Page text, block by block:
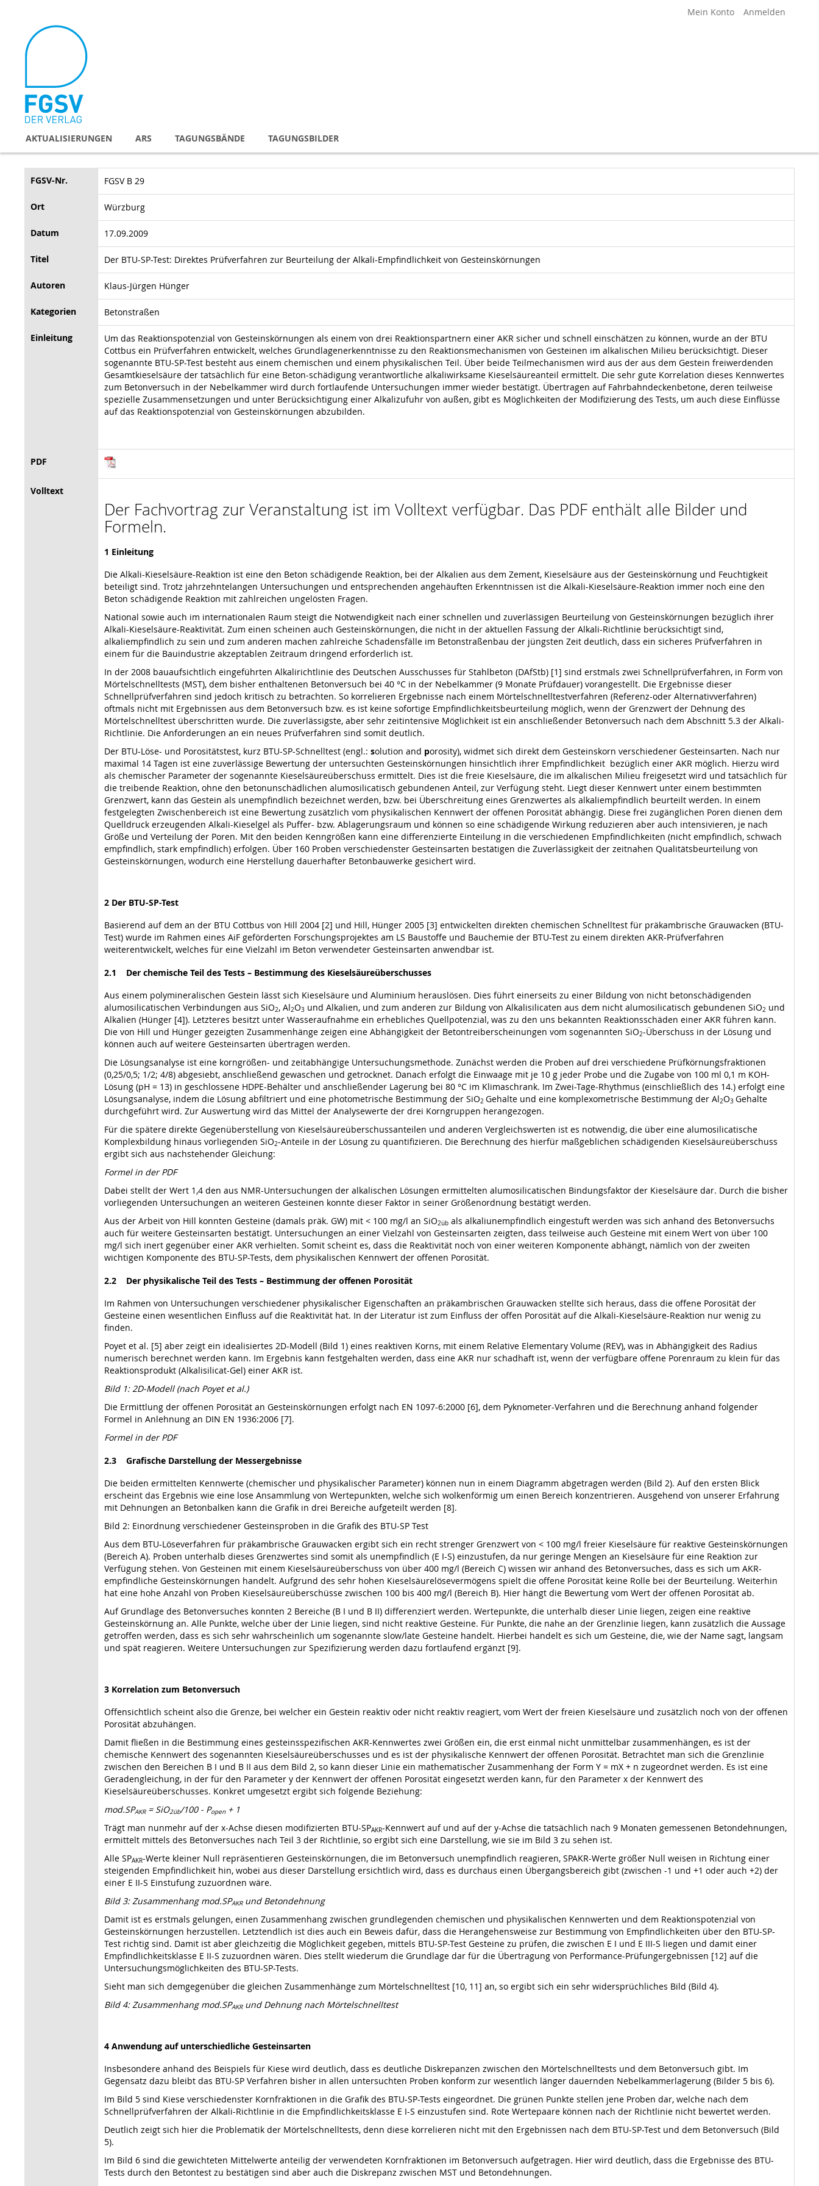
Mein Konto Anmelden
Inhalt
AKTUALISIERUNGEN ARS TAGUNGSBÄNDE TAGUNGSBILDER
FGSV-Nr. FGSV B 29
Ort Würzburg
Datum 17.09.2009
Titel Der BTU-SP-Test: Direktes Prüfverfahren zur Beurteilung der Alkali-Empfindlichkeit von Gesteinskörnungen
Autoren Klaus-Jürgen Hünger
Kategorien Betonstraßen
Einleitung
Um das Reaktionspotenzial von Gesteinskörnungen als einem von drei Reaktionspartnern einer AKR sicher und schnell einschätzen zu können, wurde an der BTU
Cottbus ein Prüfverfahren entwickelt, welches Grundlagenerkenntnisse zu den Reaktionsmechanismen von Gesteinen im alkalischen Milieu berücksichtigt. Dieser
sogenannte BTU-SP-Test besteht aus einem chemischen und einem physikalischen Teil. Über beide Teilmechanismen wird aus der aus dem Gestein freiwerdenden
Gesamtkieselsäure der tatsächlich für eine Beton-schädigung verantwortliche alkaliwirksame Kieselsäureanteil ermittelt. Die sehr gute Korrelation dieses Kennwertes
zum Betonversuch in der Nebelkammer wird durch fortlaufende Untersuchungen immer wieder bestätigt. Übertragen auf Fahrbahndeckenbetone, deren teilweise
spezielle Zusammensetzungen und unter Berücksichtigung einer Alkalizufuhr von außen, gibt es Möglichkeiten der Modifizierung des Tests, um auch diese Einflüsse
auf das Reaktionspotenzial von Gesteinskörnungen abzubilden.
PDF
Volltext
Der Fachvortrag zur Veranstaltung ist im Volltext verfügbar. Das PDF enthält alle Bilder und
Formeln.
1 Einleitung
Die Alkali-Kieselsäure-Reaktion ist eine den Beton schädigende Reaktion, bei der Alkalien aus dem Zement, Kieselsäure aus der Gesteinskörnung und Feuchtigkeit
beteiligt sind. Trotz jahrzehntelangen Untersuchungen und entsprechenden angehäuften Erkenntnissen ist die Alkali-Kieselsäure-Reaktion immer noch eine den
Beton schädigende Reaktion mit zahlreichen ungelösten Fragen.
National sowie auch im internationalen Raum steigt die Notwendigkeit nach einer schnellen und zuverlässigen Beurteilung von Gesteinskörnungen bezüglich ihrer
Alkali-Kieselsäure-Reaktivität. Zum einen scheinen auch Gesteinskörnungen, die nicht in der aktuellen Fassung der Alkali-Richtlinie berücksichtigt sind,
alkaliempfindlich zu sein und zum anderen machen zahlreiche Schadensfälle im Betonstraßenbau der jüngsten Zeit deutlich, dass ein sicheres Prüfverfahren in
einem für die Bauindustrie akzeptablen Zeitraum dringend erforderlich ist.
In der 2008 bauaufsichtlich eingeführten Alkalirichtlinie des Deutschen Ausschusses für Stahlbeton (DAfStb) [1] sind erstmals zwei Schnellprüfverfahren, in Form von
Mörtelschnell­tests (MST), dem bisher enthaltenen Betonversuch bei 40 °C in der Nebelkammer (9 Monate Prüfdauer) vorangestellt. Die Ergebnisse dieser
Schnellprüfverfahren sind jedoch kritisch zu betrachten. So korrelieren Ergebnisse nach einem Mörtelschnelltestverfahren (Referenz-oder Alternativverfahren)
oftmals nicht mit Ergebnissen aus dem Betonversuch bzw. es ist keine sofortige Empfindlichkeitsbeurteilung möglich, wenn der Grenzwert der Dehnung des
Mörtelschnelltest überschritten wurde. Die zuverlässigste, aber sehr zeitintensive Möglichkeit ist ein anschließender Betonversuch nach dem Abschnitt 5.3 der Alkali-
Richtlinie. Die Anforderungen an ein neues Prüfverfahren sind somit deutlich.
Der BTU-Löse- und Porositätstest, kurz BTU-SP-Schnelltest (engl.: solution and porosity), widmet sich direkt dem Gesteinskorn verschiedener Gesteinsarten. Nach nur
maximal 14 Tagen ist eine zuverlässige Bewertung der untersuchten Gesteinskörnungen hinsichtlich ihrer Empfindlichkeit bezüglich einer AKR möglich. Hierzu wird
als chemischer Parameter der sogenannte Kieselsäureüberschuss ermittelt. Dies ist die freie Kieselsäure, die im alkalischen Milieu freigesetzt wird und tatsächlich für
die treibende Reaktion, ohne den betonunschädlichen alumosilicatisch gebundenen Anteil, zur Verfügung steht. Liegt dieser Kennwert unter einem bestimmten
Grenzwert, kann das Gestein als unempfindlich bezeichnet werden, bzw. bei Überschreitung eines Grenzwertes als alkaliempfindlich beurteilt werden. In einem
festgelegten Zwischenbereich ist eine Bewertung zusätzlich vom physikalischen Kennwert der offenen Porosität abhängig. Diese frei zugänglichen Poren dienen dem
Quelldruck erzeugenden Alkali-Kieselgel als Puffer- bzw. Ablagerungsraum und können so eine schädigende Wirkung reduzieren aber auch intensivieren, je nach
Größe und Verteilung der Poren. Mit den beiden Kenngrößen kann eine differenzierte Einteilung in die verschiedenen Empfindlichkeiten (nicht empfindlich, schwach
empfindlich, stark empfindlich) erfolgen. Über 160 Proben verschiedenster Gesteinsarten bestätigen die Zuverlässigkeit der zeitnahen Qualitätsbeurteilung von
Gesteinskörnungen, wodurch eine Herstellung dauerhafter Betonbauwerke gesichert wird.
2 Der BTU-SP-Test
Basierend auf dem an der BTU Cottbus von Hill 2004 [2] und Hill, Hünger 2005 [3] entwickelten direkten chemischen Schnelltest für präkambrische Grauwacken (BTU-
Test) wurde im Rahmen eines AiF geförderten Forschungsprojektes am LS Baustoffe und Bauchemie der BTU-Test zu einem direkten AKR-Prüfverfahren
weiterentwickelt, welches für eine Vielzahl im Beton verwendeter Gesteinsarten anwendbar ist.
2.1 Der chemische Teil des Tests – Bestimmung des Kieselsäureüberschusses
Aus einem polymineralischen Gestein lässt sich Kieselsäure und Aluminium herauslösen. Dies führt einerseits zu einer Bildung von nicht betonschädigenden
alumosilicatischen Verbindungen aus SiO2, Al2O3 und Alkalien, und zum anderen zur Bildung von Alkalisilicaten aus dem nicht alumosilicatisch gebundenen SiO2 und
Alkalien (Hünger [4]). Letzteres besitzt unter Wasseraufnahme ein erhebliches Quellpotenzial, was zu den uns bekannten Reaktionsschäden einer AKR führen kann.
Die von Hill und Hünger gezeigten Zusammenhänge zeigen eine Abhängigkeit der Betontreiberscheinungen vom sogenannten SiO2-Überschuss in der Lösung und
können auch auf weitere Gesteinsarten übertragen werden.
Die Lösungsanalyse ist eine korngrößen- und zeitabhängige Untersuchungsmethode. Zunächst werden die Proben auf drei verschiedene Prüfkörnungsfraktionen
(0,25/0,5; 1/2; 4/8) abgesiebt, anschließend gewaschen und getrocknet. Danach erfolgt die Einwaage mit je 10 g jeder Probe und die Zugabe von 100 ml 0,1 m KOH-
Lösung (pH = 13) in geschlossene HDPE-Behälter und anschließender Lagerung bei 80 °C im Klimaschrank. Im Zwei-Tage-Rhythmus (einschließlich des 14.) erfolgt eine
Lösungsanalyse, indem die Lösung abfiltriert und eine photometrische Bestimmung der SiO2 Gehalte und eine komplexometrische Bestimmung der Al2O3 Gehalte
durchgeführt wird. Zur Auswertung wird das Mittel der Analysewerte der drei Korngruppen herangezogen.
Für die spätere direkte Gegenüberstellung von Kieselsäureüberschussanteilen und anderen Vergleichswerten ist es notwendig, die über eine alumosilicatische
Komplexbildung hinaus vorliegenden SiO2-Anteile in der Lösung zu quantifizieren. Die Berechnung des hierfür maßgeblichen schädigenden Kieselsäureüberschuss
ergibt sich aus nachstehender Gleichung:
Formel in der PDF
Dabei stellt der Wert 1,4 den aus NMR-Untersuchungen der alkalischen Lösungen ermittelten alumosilicatischen Bindungsfaktor der Kieselsäure dar. Durch die bisher
vorliegenden Untersuchungen an weiteren Gesteinen konnte dieser Faktor in seiner Größenordnung bestätigt werden.
Aus der Arbeit von Hill konnten Gesteine (damals präk. GW) mit < 100 mg/l an SiO2üb als alkaliunempfindlich eingestuft werden was sich anhand des Betonversuchs
auch für weitere Gesteinsarten bestätigt. Untersuchungen an einer Vielzahl von Gesteinsarten zeigten, dass teilweise auch Gesteine mit einem Wert von über 100
mg/l sich inert gegenüber einer AKR verhielten. Somit scheint es, dass die Reaktivität noch von einer weiteren Komponente abhängt, nämlich von der zweiten
wichtigen Komponente des BTU-SP-Tests, dem physikalischen Kennwert der offenen Porosität.
2.2 Der physikalische Teil des Tests – Bestimmung der offenen Porosität
Im Rahmen von Untersuchungen verschiedener physikalischer Eigenschaften an präkambrischen Grauwacken stellte sich heraus, dass die offene Porosität der
Gesteine einen wesentlichen Einfluss auf die Reaktivität hat. In der Literatur ist zum Einfluss der offen Porosität auf die Alkali-Kieselsäure-Reaktion nur wenig zu
finden.
Poyet et al. [5] aber zeigt ein idealisiertes 2D-Modell (Bild 1) eines reaktiven Korns, mit einem Relative Elementary Volume (REV), was in Abhängigkeit des Radius
numerisch berechnet werden kann. Im Ergebnis kann festgehalten werden, dass eine AKR nur schadhaft ist, wenn der verfügbare offene Porenraum zu klein für das
Reaktionsprodukt (Alkalisilicat-Gel) einer AKR ist.
Bild 1: 2D-Modell (nach Poyet et al.)
Die Ermittlung der offenen Porosität an Gesteinskörnungen erfolgt nach EN 1097-6:2000 [6], dem Pyknometer-Verfahren und die Berechnung anhand folgender
Formel in Anlehnung an DIN EN 1936:2006 [7].
Formel in der PDF
2.3 Grafische Darstellung der Messergebnisse
Die beiden ermittelten Kennwerte (chemischer und physikalischer Parameter) können nun in einem Diagramm abgetragen werden (Bild 2). Auf den ersten Blick
erscheint das Ergebnis wie eine lose Ansammlung von Wertepunkten, welche sich wolkenförmig um einen Bereich konzentrieren. Ausgehend von unserer Erfahrung
mit Dehnungen an Betonbalken kann die Grafik in drei Bereiche aufgeteilt werden [8].
Bild 2: Einordnung verschiedener Gesteinsproben in die Grafik des BTU-SP Test
Aus dem BTU-Löseverfahren für präkambrische Grauwacken ergibt sich ein recht strenger Grenzwert von < 100 mg/l freier Kieselsäure für reaktive Gesteinskörnungen
(Bereich A). Proben unterhalb dieses Grenzwertes sind somit als unempfindlich (E I-S) einzustufen, da nur geringe Mengen an Kieselsäure für eine Reaktion zur
Verfügung stehen. Von Gesteinen mit einem Kieselsäureüberschuss von über 400 mg/l (Bereich C) wissen wir anhand des Betonversuches, dass es sich um AKR-
empfindliche Gesteinskörnungen handelt. Aufgrund des sehr hohen Kieselsäurelösevermögens spielt die offene Porosität keine Rolle bei der Beurteilung. Weiterhin
hat eine hohe Anzahl von Proben Kieselsäureüberschüsse zwischen 100 bis 400 mg/l (Bereich B). Hier hängt die Bewertung vom Wert der offenen Porosität ab.
Auf Grundlage des Betonversuches konnten 2 Bereiche (B I und B II) differenziert werden. Wertepunkte, die unterhalb dieser Linie liegen, zeigen eine reaktive
Gesteinskörnung an. Alle Punkte, welche über der Linie liegen, sind nicht reaktive Gesteine. Für Punkte, die nahe an der Grenzlinie liegen, kann zusätzlich die Aussage
getroffen werden, dass es sich sehr wahrscheinlich um sogenannte slow/late Gesteine handelt. Hierbei handelt es sich um Gesteine, die, wie der Name sagt, langsam
und spät reagieren. Weitere Untersuchungen zur Spezifizierung werden dazu fortlaufend ergänzt [9].
3 Korrelation zum Betonversuch
Offensichtlich scheint also die Grenze, bei welcher ein Gestein reaktiv oder nicht reaktiv reagiert, vom Wert der freien Kieselsäure und zusätzlich noch von der offenen
Porosität abzuhängen.
Damit fließen in die Bestimmung eines gesteinsspezifischen AKR-Kennwertes zwei Größen ein, die erst einmal nicht unmittelbar zusammenhängen, es ist der
chemische Kennwert des sogenannten Kieselsäureüberschusses und es ist der physikalische Kennwert der offenen Porosität. Betrachtet man sich die Grenzlinie
zwischen den Bereichen B I und B II aus dem Bild 2, so kann dieser Linie ein mathematischer Zusammenhang der Form Y = mX + n zugeordnet werden. Es ist eine
Geradengleichung, in der für den Parameter y der Kennwert der offenen Porosität eingesetzt werden kann, für den Parameter x der Kennwert des
Kieselsäureüberschusses. Konkret umgesetzt ergibt sich folgende Beziehung:
mod.SPAKR= SiO2üb/100 - Popen+ 1
Trägt man nunmehr auf der x-Achse diesen modifizierten BTU-SPAKR-Kennwert auf und auf der y-Achse die tatsächlich nach 9 Monaten gemessenen Betondehnungen,
ermittelt mittels des Betonversuches nach Teil 3 der Richtlinie, so ergibt sich eine Darstellung, wie sie im Bild 3 zu sehen ist.
Alle SPAKR-Werte kleiner Null repräsentieren Gesteinskörnungen, die im Betonversuch unempfindlich reagieren, SPAKR-Werte größer Null weisen in Richtung einer
steigenden Empfindlichkeit hin, wobei aus dieser Darstellung ersichtlich wird, dass es durchaus einen Übergangsbereich gibt (zwischen -1 und +1 oder auch +2) der
einer E II-S Einstufung zuzuordnen wäre.
Bild 3: Zusammenhang mod.SPAKRund Betondehnung
Damit ist es erstmals gelungen, einen Zusammenhang zwischen grundlegenden chemischen und physikalischen Kennwerten und dem Reaktionspotenzial von
Gesteinskörnungen herzustellen. Letztendlich ist dies auch ein Beweis dafür, dass die Herangehensweise zur Bestimmung von Empfindlichkeiten über den BTU-SP-
Test richtig sind. Damit ist aber gleichzeitig die Möglichkeit gegeben, mittels BTU-SP-Test Gesteine zu prüfen, die zwischen E I und E III-S liegen und damit einer
Empfindlichkeitsklasse E II-S zuzuordnen wären. Dies stellt wiederum die Grundlage dar für die Übertragung von Performance-Prüfungergebnissen [12] auf die
Untersuchungsmöglichkeiten des BTU-SP-Tests.
Sieht man sich demgegenüber die gleichen Zusammenhänge zum Mörtelschnelltest [10, 11] an, so ergibt sich ein sehr widersprüchliches Bild (Bild 4).
Bild 4: Zusammenhang mod.SPAKRund Dehnung nach Mörtelschnelltest
4 Anwendung auf unterschiedliche Gesteinsarten
Insbesondere anhand des Beispiels für Kiese wird deutlich, dass es deutliche Diskrepanzen zwischen den Mörtelschnelltests und dem Betonversuch gibt. Im
Gegensatz dazu bleibt das BTU-SP Verfahren bisher in allen untersuchten Proben konform zur wesentlich länger dauernden Nebelkammerlagerung (Bilder 5 bis 6).
Im Bild 5 sind Kiese verschiedenster Kornfraktionen in die Grafik des BTU-SP-Tests eingeordnet. Die grünen Punkte stellen jene Proben dar, welche nach dem
Schnellprüfverfahren der Alkali-Richtlinie in die Empfindlichkeitsklasse E I-S einzustufen sind. Rote Wertepaare können nach der Richtlinie nicht bewertet werden.
Deutlich zeigt sich hier die Problematik der Mörtelschnelltests, denn diese korrelieren nicht mit den Ergebnissen nach dem BTU-SP-Test und dem Betonversuch (Bild
5).
Im Bild 6 sind die gewichteten Mittelwerte anteilig der verwendeten Kornfraktionen im Betonversuch aufgetragen. Hier wird deutlich, dass die Ergebnisse des BTU-
Tests durch den Betontest zu bestätigen sind aber auch die Diskrepanz zwischen MST und Betondehnungen.